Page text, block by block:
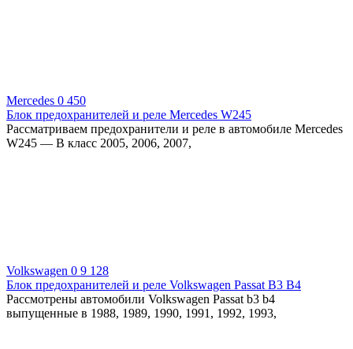
Mercedes 0 450
Блок предохранителей и реле Mercedes W245
Рассматриваем предохранители и реле в автомобиле Mercedes
W245 — B класс 2005, 2006, 2007,
Volkswagen 0 9 128
Блок предохранителей и реле Volkswagen Passat B3 B4
Рассмотрены автомобили Volkswagen Passat b3 b4
выпущенные в 1988, 1989, 1990, 1991, 1992, 1993,